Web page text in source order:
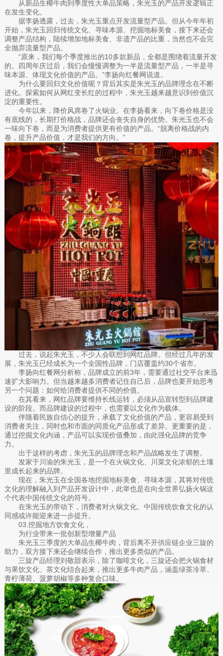
从新品生椰牛肉到季度性大单品策略，朱光玉的产品开发逻辑正
在发生变化。
据李扬透露，过去，朱光玉重点开发流量型产品。但从今年年初
开始，朱光玉回归传统文化、寻味本源、挖掘地标美食，接下来还会
调整产品结构，陆续增加地标美食、非遗产品的比重，当然也不会完
全抛弃流量型产品。
“原来，我们每个季度推出的10多款新品，全都是围绕着流量开发
的。四周年庆过后，我们会慢慢调整为一半是流量型产品，一半是寻
味本源、体现文化价值的产品。”李扬向红餐网说道。
为什么要回归文化价值呢？背后其实是朱光玉的品牌理念在不断
进化。探索如何从网红变长红的过程中，朱光玉越来越意识到价值沉
淀的重要性。
今年以来，降价风席卷了火锅业。在李扬看来，向下卷价格是没
有底线的，长期打价格战，品牌还会丧失自身的优势。朱光玉也不会
一味向下卷，而是为消费者提供更有价值的产品。“脱离价格战的内
卷，提升产品价值，才是我们的方向。”
过去，说起朱光玉，不少人会联想到网红品牌。但经过几年的发
展，朱光玉已经成长为一个全国性品牌，门店覆盖约30个省市。
李扬向红餐网分析称，品牌成立的前3年，需要通过社交平台来迅
速扩大影响力。但当越来越多消费者记住自己后，品牌也要开始思考
另一个问题：如何给消费者提供不同的价值。
在其看来，网红品牌要维持长线运转，必须从品宣转型到品牌建
设的阶段。而品牌建设的过程中，也需要以文化作为载体。
伴随着民族自信心的提升，承载了文化价值的产品，更容易受到
消费者关注，同时也和市面的同质化产品形成了差异。更重要的是，
通过挖掘文化内涵，产品可以实现价值叠加，由此强化品牌的竞争
力。
出于这样的考虑，朱光玉的品牌理念和产品战略发生了调整。
发家于川渝的朱光玉，是一个在火锅文化、川菜文化浓郁的土壤
里成长起来的品牌。
现在，朱光玉在全国各地挖掘地标美食、寻味本源，其将对传统
文化的理解融入到产品开发设计中，此举也是在向全世界弘扬火锅这
个代表中国传统文化的符号。
在朱光玉的带动下，消费者对火锅文化、中国传统饮食文化的认
同感或许能迎来进一步提升。
03.挖掘地方饮食文化，
为行业带来一批创新型增量产品
朱光玉三季度的大单品生椰牛肉，背后离不开供应链企业三旋的
助力，双方接下来还会继续合作，推出更多类似的产品。
三旋产品经理刘敬甜表示，除了咖啡文化，三旋还会把火锅食材
与果饮文化、茶文化结合起来，推出更多牛肉产品，涵盖绿茶冷萃、
青柠薄荷、菠萝胡椒等多种复合口味。